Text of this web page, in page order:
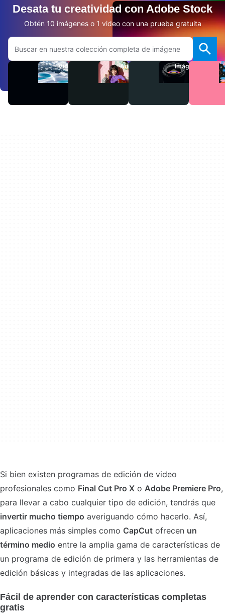
Desata tu creatividad con Adobe Stock
Obtén 10 imágenes o 1 video con una prueba gratuita
Buscar en el sitio web de Adobe.com
Videos Audio Imágenes
Si bien existen programas de edición de video
profesionales como Final Cut Pro X o Adobe Premiere Pro,
para llevar a cabo cualquier tipo de edición, tendrás que
invertir mucho tiempo averiguando cómo hacerlo. Así,
aplicaciones más simples como CapCut ofrecen un
término medio entre la amplia gama de características de
un programa de edición de primera y las herramientas de
edición básicas y integradas de las aplicaciones.
Fácil de aprender con características completas
gratis